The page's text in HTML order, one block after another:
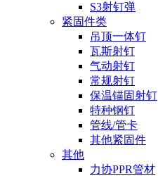
S3射钉弹
紧固件类
吊顶一体钉
瓦斯射钉
气动射钉
常规射钉
保温锚固射钉
特种钢钉
管线/管卡
其他紧固件
其他
力协PPR管材